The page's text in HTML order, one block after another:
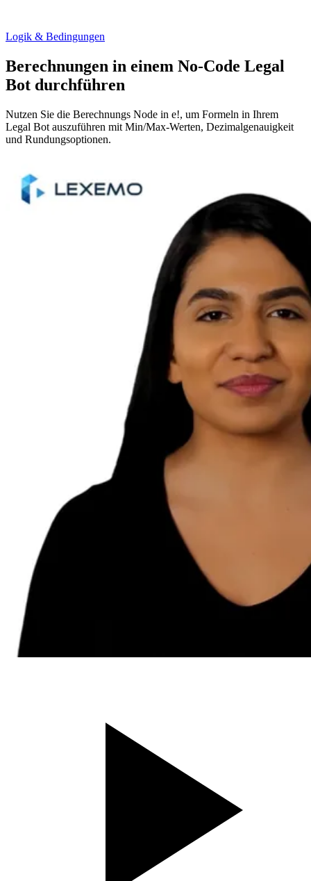
Logik & Bedingungen
Berechnungen in einem No-Code Legal
Bot durchführen
Nutzen Sie die Berechnungs Node in e!, um Formeln in Ihrem
Legal Bot auszuführen mit Min/Max-Werten, Dezimalgenauigkeit
und Rundungsoptionen.